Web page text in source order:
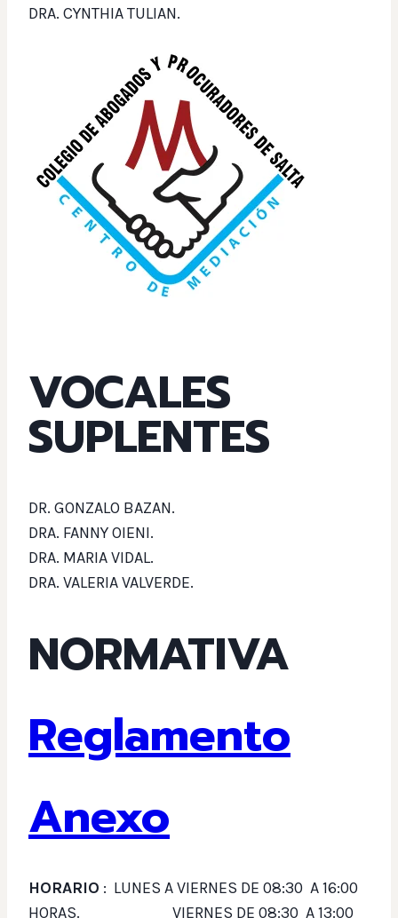
DRA. CYNTHIA TULIAN.
VOCALES
SUPLENTES
DR. GONZALO BAZAN.
DRA. FANNY OIENI.
DRA. MARIA VIDAL.
DRA. VALERIA VALVERDE.
NORMATIVA
Reglamento
Anexo
HORARIO : LUNES A VIERNES DE 08:30 A 16:00
HORAS. VIERNES DE 08:30 A 13:00